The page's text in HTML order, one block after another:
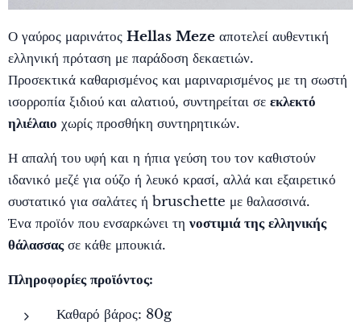
Ο γαύρος μαρινάτος Hellas Meze αποτελεί αυθεντική
ελληνική πρόταση με παράδοση δεκαετιών.
Προσεκτικά καθαρισμένος και μαριναρισμένος με τη σωστή
ισορροπία ξιδιού και αλατιού, συντηρείται σε εκλεκτό
ηλιέλαιο χωρίς προσθήκη συντηρητικών.
Η απαλή του υφή και η ήπια γεύση του τον καθιστούν
ιδανικό μεζέ για ούζο ή λευκό κρασί, αλλά και εξαιρετικό
συστατικό για σαλάτες ή bruschette με θαλασσινά.
Ένα προϊόν που ενσαρκώνει τη νοστιμιά της ελληνικής
θάλασσαςσε κάθε μπουκιά.
Πληροφορίες προϊόντος:
Καθαρό βάρος: 80g